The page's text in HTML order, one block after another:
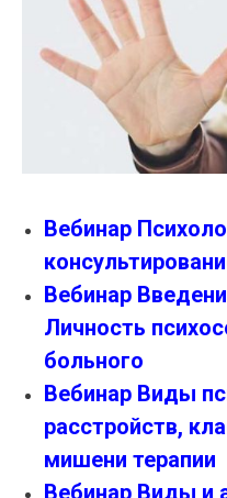
Вебинар
Вебинар
Личность
больного
Вебинар Виды
расстройств,
мишени терапии